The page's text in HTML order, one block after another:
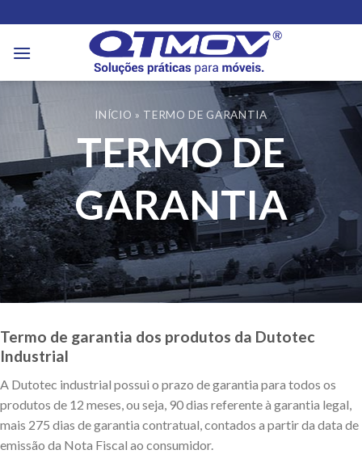
to
content
INÍCIO » TERMO DE GARANTIA
TERMO DE
GARANTIA
Termo de garantia dos produtos da Dutotec
Industrial
A Dutotec industrial possui o prazo de garantia para todos os
produtos de 12 meses, ou seja, 90 dias referente à garantia legal,
mais 275 dias de garantia contratual, contados a partir da data de
emissão da Nota Fiscal ao consumidor.